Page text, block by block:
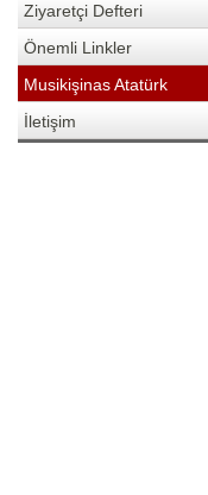
Ziyaretçi Defteri
Önemli Linkler
Musikişinas Atatürk
İletişim